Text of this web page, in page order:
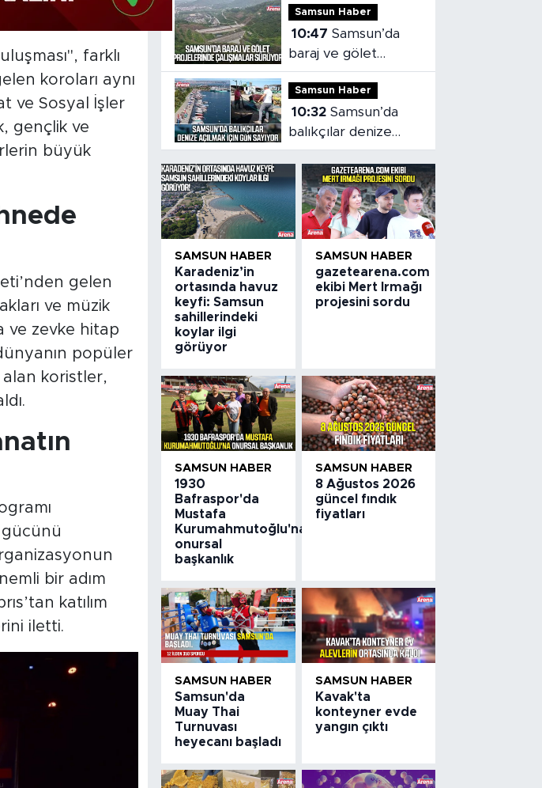
farklı
koroları aynı
ve Sosyal İşler
gençlik ve
büyük
gelen
ve müzik
ve zevke hitap
popüler
alan koristler,
gücünü
bir adım
katılım
iletti.
yoğun mesai
Samsun Haber
10:47 Samsun’da
baraj ve gölet
projelerinde
çalışmalar sürüyor
Samsun Haber
10:32 Samsun’da
balıkçılar denize
açılmak için gün
sayıyor
SAMSUN HABER
Karadeniz’in
ortasında havuz
keyfi: Samsun
sahillerindeki
koylar ilgi
görüyor
SAMSUN HABER
gazetearena.com
ekibi Mert Irmağı
projesini sordu
SAMSUN HABER
1930
Bafraspor'da
Mustafa
Kurumahmutoğlu'na
onursal
başkanlık
SAMSUN HABER
8 Ağustos 2026
güncel fındık
fiyatları
SAMSUN HABER
Samsun'da
Muay Thai
Turnuvası
heyecanı başladı
SAMSUN HABER
Kavak'ta
konteyner evde
yangın çıktı